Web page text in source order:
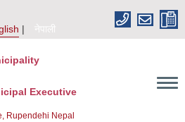
नेपाली
Executive
Rupendehi Nepal